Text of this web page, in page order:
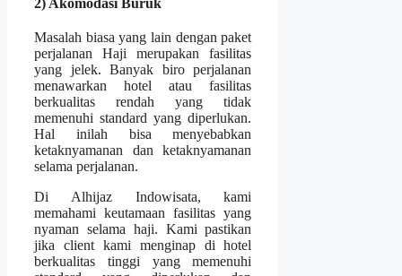
2) Akomodasi Buruk
Masalah biasa yang lain dengan paket
perjalanan Haji merupakan fasilitas
yang jelek. Banyak biro perjalanan
menawarkan hotel atau fasilitas
berkualitas rendah yang tidak
memenuhi standard yang diperlukan.
Hal inilah bisa menyebabkan
ketaknyamanan dan ketaknyamanan
selama perjalanan.
Di Alhijaz Indowisata, kami
memahami keutamaan fasilitas yang
nyaman selama haji. Kami pastikan
jika client kami menginap di hotel
berkualitas tinggi yang memenuhi